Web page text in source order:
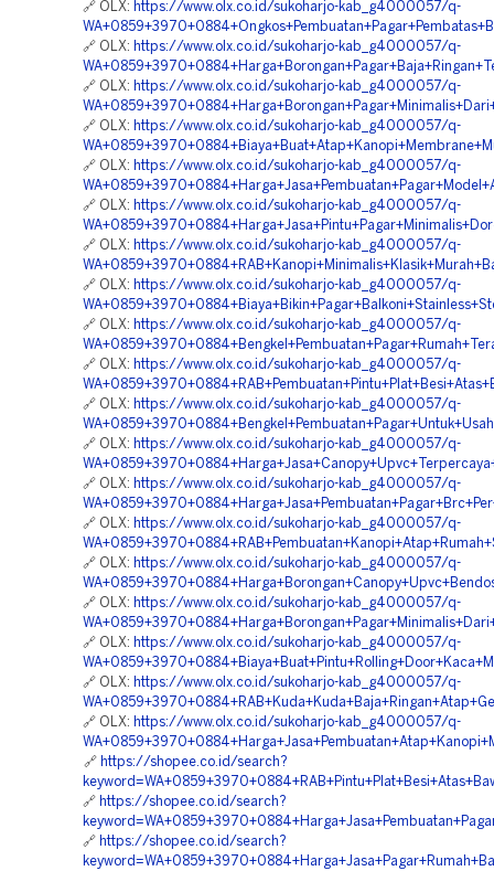
🔗 OLX: https://www.olx.co.id/sukoharjo-kab_g4000057/q-
🔗 OLX: https://www.olx.co.id/sukoharjo-kab_g4000057/q-
🔗 OLX: https://www.olx.co.id/sukoharjo-kab_g4000057/q-
🔗 OLX: https://www.olx.co.id/sukoharjo-kab_g4000057/q-
🔗 OLX: https://www.olx.co.id/sukoharjo-kab_g4000057/q-
🔗 OLX: https://www.olx.co.id/sukoharjo-kab_g4000057/q-
🔗 OLX: https://www.olx.co.id/sukoharjo-kab_g4000057/q-
🔗 OLX: https://www.olx.co.id/sukoharjo-kab_g4000057/q-
🔗 OLX: https://www.olx.co.id/sukoharjo-kab_g4000057/q-
🔗 OLX: https://www.olx.co.id/sukoharjo-kab_g4000057/q-
🔗 OLX: https://www.olx.co.id/sukoharjo-kab_g4000057/q-
🔗 OLX: https://www.olx.co.id/sukoharjo-kab_g4000057/q-
🔗 OLX: https://www.olx.co.id/sukoharjo-kab_g4000057/q-
🔗 OLX: https://www.olx.co.id/sukoharjo-kab_g4000057/q-
🔗 OLX: https://www.olx.co.id/sukoharjo-kab_g4000057/q-
🔗 OLX: https://www.olx.co.id/sukoharjo-kab_g4000057/q-
🔗 OLX: https://www.olx.co.id/sukoharjo-kab_g4000057/q-
🔗 OLX: https://www.olx.co.id/sukoharjo-kab_g4000057/q-
🔗 OLX: https://www.olx.co.id/sukoharjo-kab_g4000057/q-
🔗 https://shopee.co.id/search?
🔗 https://shopee.co.id/search?
🔗 https://shopee.co.id/search?